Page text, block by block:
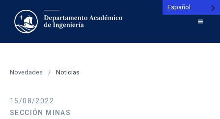
Novedades / Noticias
15/08/2022
SECCIÓN MINAS
Español